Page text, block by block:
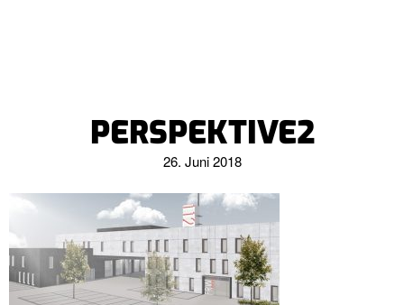
PERSPEKTIVE2
26. Juni 2018